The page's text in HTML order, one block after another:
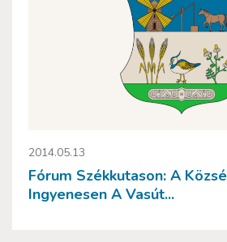
2014.05.13
Fórum Székkutason: A
Ingyenesen A Vasút...